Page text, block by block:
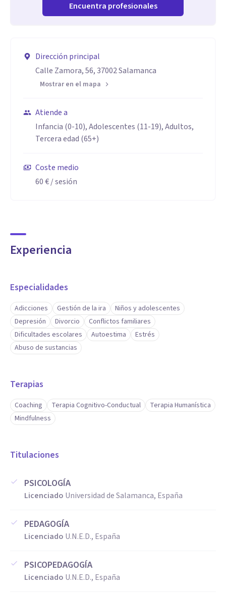
Encuentra profesionales
Dirección principal
Calle Zamora, 56, 37002 Salamanca
Mostrar en el mapa
Atiende a
Infancia (0-10), Adolescentes (11-19), Adultos,
Tercera edad (65+)
Coste medio
60 €/ sesión
Experiencia
Especialidades
Adicciones Gestión de la ira
Niños y adolescentes
Depresión
Divorcio
Conflictos familiares
Dificultades escolares
Autoestima
Estrés
Abuso de sustancias
Terapias
Coaching Terapia Cognitivo-Conductual
Terapia Humanística
Mindfulness
Titulaciones
PSICOLOGÍA
Licenciado Universidad de Salamanca, España
PEDAGOGÍA
Licenciado U.N.E.D., España
PSICOPEDAGOGÍA
Licenciado U.N.E.D., España